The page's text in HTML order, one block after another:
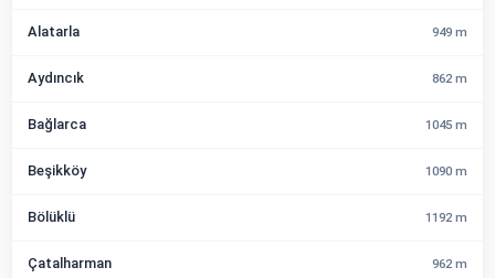
Alatarla 949 m
Aydıncık 862 m
Bağlarca 1045 m
Beşikköy 1090 m
Bölüklü 1192 m
Çatalharman 962 m